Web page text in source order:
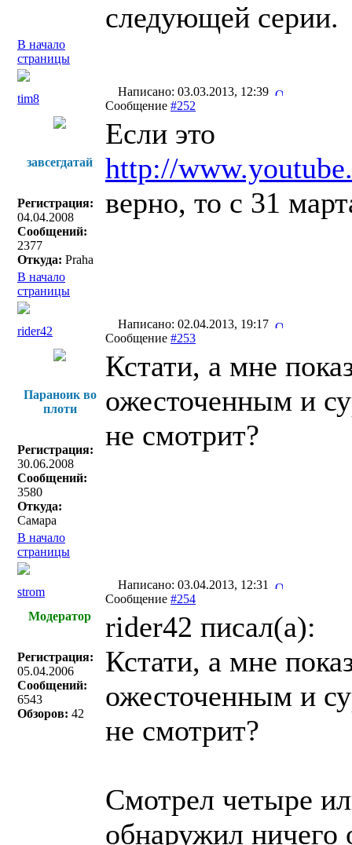
следующей серии.
В начало
страницы
tim8
Написано: 03.03.2013, 12:39
Сообщение #252
завсегдатай
Регистрация:
04.04.2008
Сообщений:
2377
Откуда: Praha
Если это
http://
верно, то с 31
В начало
страницы
rider42
Написано: 02.04.2013, 19:17
Сообщение #253
Параноик во
плоти
Регистрация:
30.06.2008
Сообщений:
3580
Откуда:
Самара
Кстати, а мне
ожесточенным и
не смотрит?
В начало
страницы
strom
Написано: 03.04.2013, 12:31
Сообщение #254
Модератор
Регистрация:
05.04.2006
Сообщений:
6543
Обзоров: 42
rider42 писал(a):
Кстати, а мне
ожесточенным и
не смотрит?
Смотрел четыре
обнаружил ничего